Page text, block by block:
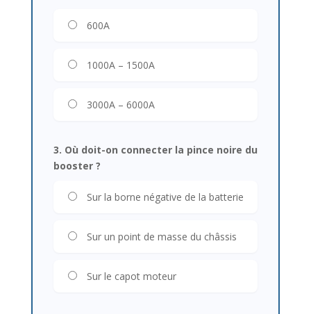
600A
1000A – 1500A
3000A – 6000A
3. Où doit-on connecter la pince noire du
booster ?
Sur la borne négative de la batterie
Sur un point de masse du châssis
Sur le capot moteur